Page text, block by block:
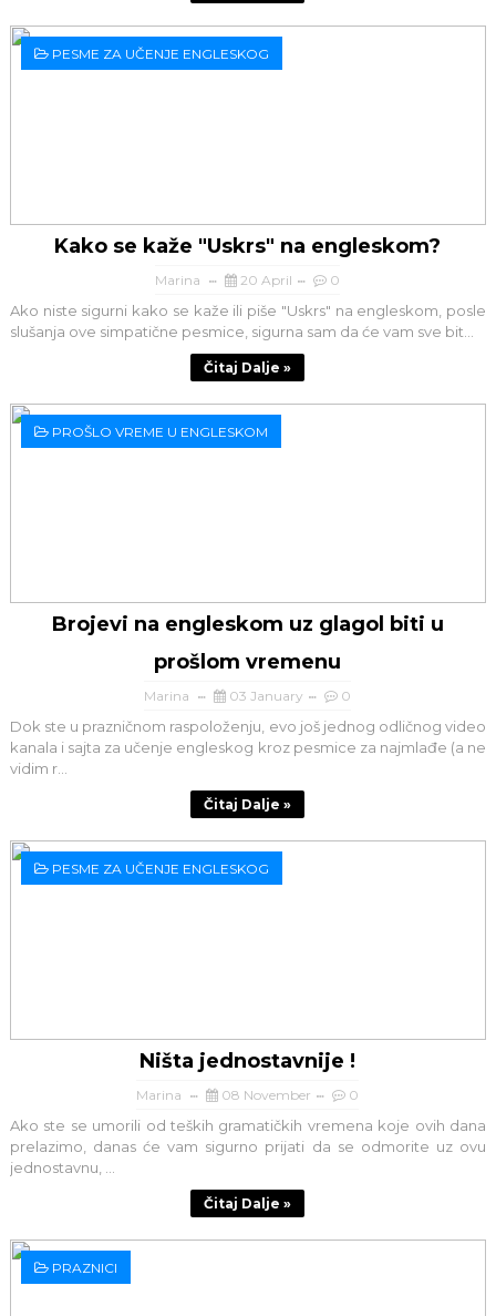
PESME ZA UČENJE ENGLESKOG
Kako se kaže "Uskrs" na engleskom?
Marina 20 April 0
Ako niste sigurni kako se kaže ili piše "Uskrs" na engleskom, posle
slušanja ove simpatične pesmice, sigurna sam da će vam sve bit...
Čitaj Dalje »
PROŠLO VREME U ENGLESKOM
Brojevi na engleskom uz glagol biti u
prošlom vremenu
Marina 03 January 0
Dok ste u prazničnom raspoloženju, evo još jednog odličnog video
kanala i sajta za učenje engleskog kroz pesmice za najmlađe (a ne
vidim r...
Čitaj Dalje »
PESME ZA UČENJE ENGLESKOG
Ništa jednostavnije !
Marina 08 November 0
Ako ste se umorili od teških gramatičkih vremena koje ovih dana
prelazimo, danas će vam sigurno prijati da se odmorite uz ovu
jednostavnu, ...
Čitaj Dalje »
PRAZNICI